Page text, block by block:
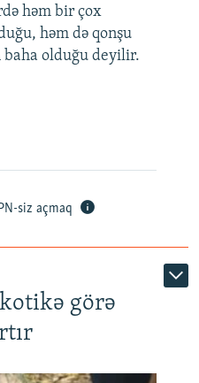
həm bir çox
həm də qonşu
baha olduğu deyilir.
siz açmaq
görə